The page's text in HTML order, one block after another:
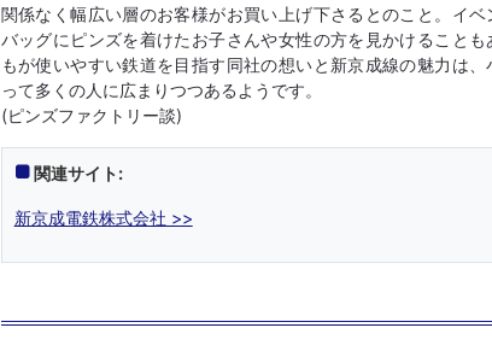
関係なく幅広い層のお客様がお買い上げ下さるとのこと。イ
バッグにピンズを着けたお子さんや女性の方を見かけること
もが使いやすい鉄道を目指す同社の想いと新京成線の魅力は、
って多くの人に広まりつつあるようです。
(ピンズファクトリー談)
関連サイト:
新京成電鉄株式会社 >>